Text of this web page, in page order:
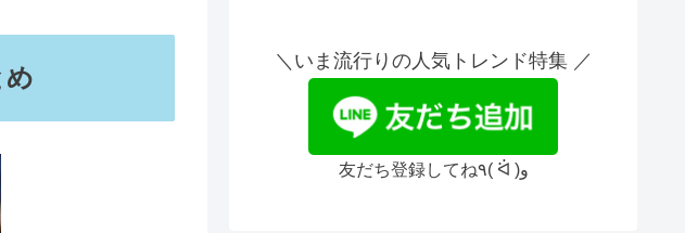
＼いま流行りの人気トレンド特集 ／
友だち登録してね٩( ᐛ )و